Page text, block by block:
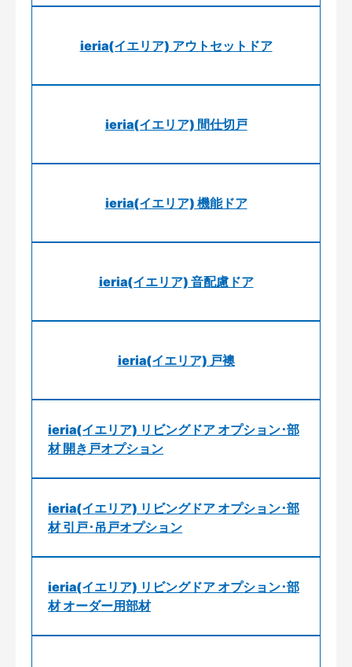
ieria(イエリア) アウトセットドア
ieria(イエリア) 間仕切戸
ieria(イエリア) 機能ドア
ieria(イエリア) 音配慮ドア
ieria(イエリア) 戸襖
ieria(イエリア) リビングドア オプション･部
材 開き戸オプション
ieria(イエリア) リビングドア オプション･部
材 引戸･吊戸オプション
ieria(イエリア) リビングドア オプション･部
材 オーダー用部材